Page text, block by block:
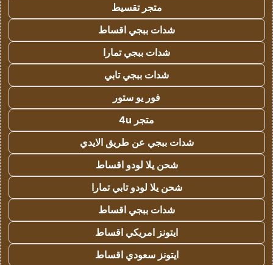
متجر تقسيط
شدات ببجي اقساط
شدات ببجي تمارا
شدات ببجي تابي
فور يو ستور
متجر 4u
شدات ببجي عن طريق الايدي
شحن يلا لودو اقساط
شحن يلا لودو تابي تمارا
شدات ببجي اقساط
ايتونز امريكي اقساط
ايتونز سعودي اقساط